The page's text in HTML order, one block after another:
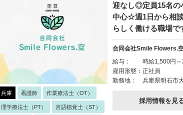
兵庫 看護師 作業療法士（OT）
理学療法士（PT） 言語聴覚士（ST）
迎なし◎定員15名の
中心☆週1日から相
らしく働ける職場で
合同会社Smile Flowers.
給与：
時給1,500円～
雇用形態： 正社員
勤務地：
兵庫県明石市
採用情報を見